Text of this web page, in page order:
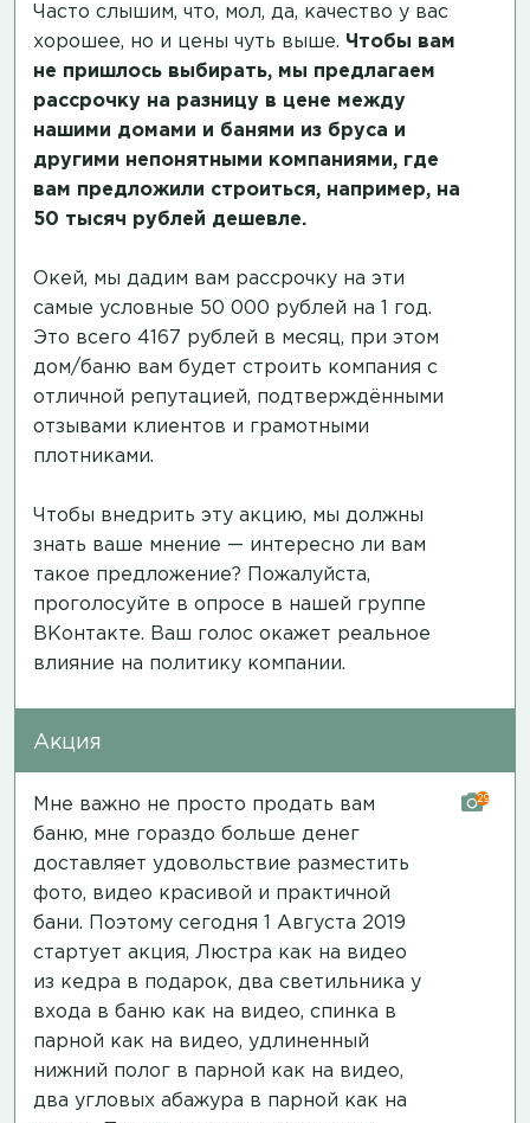
Часто слышим, что, мол, да, качество у вас
хорошее, но и цены чуть выше. Чтобы вам
не пришлось выбирать, мы предлагаем
рассрочку на разницу в цене между
нашими домами и банями из бруса и
другими непонятными компаниями, где
вам предложили строиться, например, на
50 тысяч рублей дешевле.
Окей, мы дадим вам рассрочку на эти
самые условные 50 000 рублей на 1 год.
Это всего 4167 рублей в месяц, при этом
дом/баню вам будет строить компания с
отличной репутацией, подтверждёнными
отзывами клиентов и грамотными
плотниками.
Чтобы внедрить эту акцию, мы должны
знать ваше мнение — интересно ли вам
такое предложение? Пожалуйста,
проголосуйте в опросе в нашей группе
ВКонтакте. Ваш голос окажет реальное
влияние на политику компании.
Акция
Мне важно не просто продать вам
баню, мне гораздо больше денег
доставляет удовольствие разместить
фото, видео красивой и практичной
бани. Поэтому сегодня 1 Августа 2019
стартует акция, Люстра как на видео
из кедра в подарок, два светильника у
входа в баню как на видео, спинка в
парной как на видео, удлиненный
нижний полог в парной как на видео,
два угловых абажура в парной как на
29